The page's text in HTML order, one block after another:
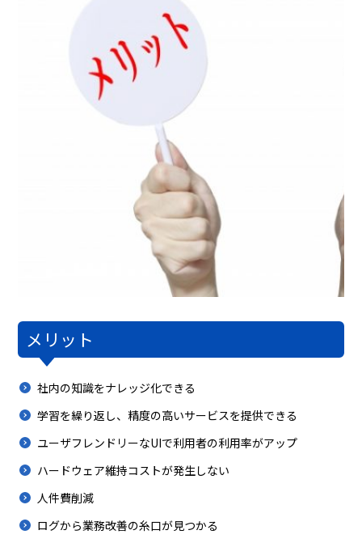
メリット
社内の知識をナレッジ化できる
学習を繰り返し、精度の高いサービスを提供できる
ユーザフレンドリーなUIで利用者の利用率がアップ
ハードウェア維持コストが発生しない
人件費削減
ログから業務改善の糸口が見つかる